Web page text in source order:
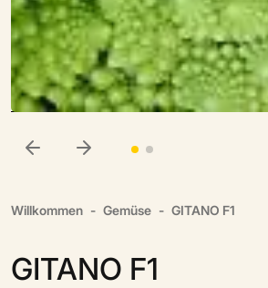
Willkommen Gemüse GITANO F1
GITANO F1